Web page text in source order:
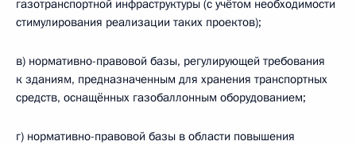
газотранспортной инфраструктуры (с учётом необходимости
стимулирования реализации таких проектов);
в) нормативно-правовой базы, регулирующей требования
к зданиям, предназначенным для хранения транспортных
средств, оснащённых газобаллонным оборудованием;
г) нормативно-правовой базы в области повышения